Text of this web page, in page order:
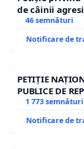
de câinii
46 semnături
Notificare de
PETIȚIE
PUBLICE DE
1 773 semnături
Notificare de